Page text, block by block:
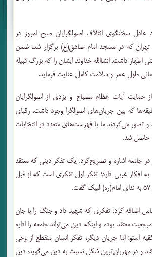
عادل سخنگوی ائتلاف اصولگرایان صبح امروز در
که در مسجد امام صادق(ع) برگزار شد، ضمن
اظهار داشت: انشاالله خداوند ایشان را که بزرگ قبیله
طول عمر و سلامت کامل عنایت فرماید.
حمایت آیات عظام مصباح و یزدی از اصولگرایان
که بین جریان‌های اصولگرا وجود داشت، رقبای
تصور می‌کردند ما با فهرست‌های متعدد در انتخابات
حاصل شد.
جامعه اشاره و تصریح‌کرد: یک تفکر دینی که معتقد
افکار غربی دارد؛ تفکر اول تفکری است که از قبل
اضافه کرد: تفکری که شهید داد و جنگ را با جان
معتقد بوده و اینکه دین می‌تواند جامعه را اداره
استو؛ اما جریان دیگر، تفکر انسان منقطع از وحی
شد و در مهربان‌ترین شکل نسبت به دین می‌گوید، دین